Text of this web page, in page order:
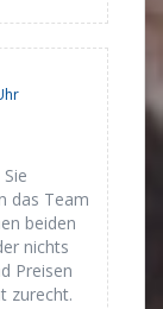
das Team
beiden
nichts
Preisen
zurecht.